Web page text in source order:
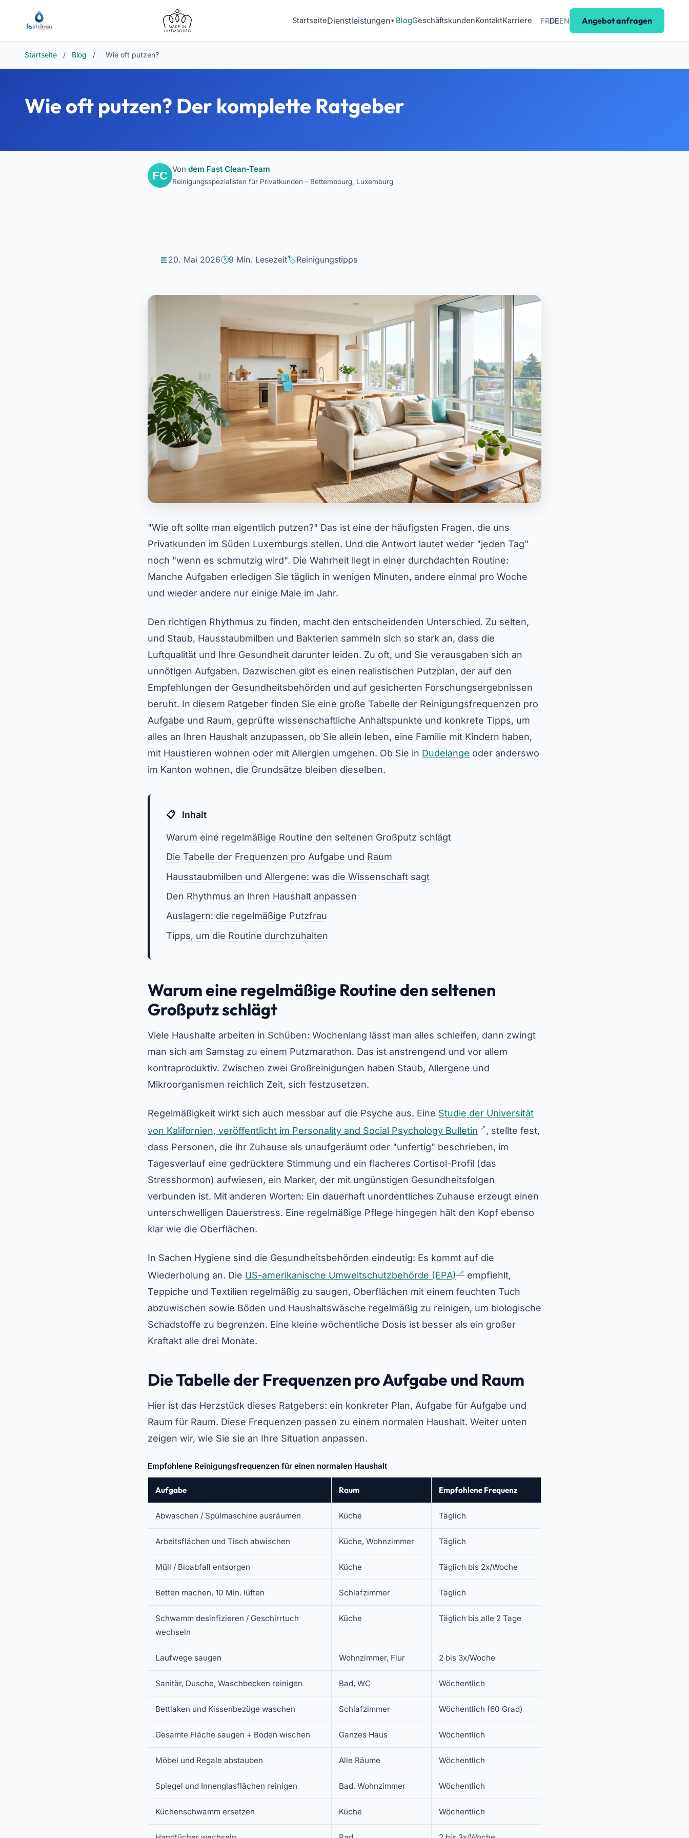
StartseiteDienstleistungen BlogGeschäftskundenKontaktKarriere FRDEEN Angebot anfragen
Startseite / Blog / Wie oft putzen?
Wie oft putzen? Der komplette Ratgeber
Von dem Fast Clean-Team
Reinigungsspezialisten für Privatkunden - Bettembourg, Luxemburg
20. Mai 2026 9 Min. Lesezeit Reinigungstipps
"Wie oft sollte man eigentlich putzen?" Das ist eine der häufigsten Fragen, die uns
Privatkunden im Süden Luxemburgs stellen. Und die Antwort lautet weder "jeden Tag"
noch "wenn es schmutzig wird". Die Wahrheit liegt in einer durchdachten Routine:
Manche Aufgaben erledigen Sie täglich in wenigen Minuten, andere einmal pro Woche
und wieder andere nur einige Male im Jahr.
Den richtigen Rhythmus zu finden, macht den entscheidenden Unterschied. Zu selten,
und Staub, Hausstaubmilben und Bakterien sammeln sich so stark an, dass die
Luftqualität und Ihre Gesundheit darunter leiden. Zu oft, und Sie verausgaben sich an
unnötigen Aufgaben. Dazwischen gibt es einen realistischen Putzplan, der auf den
Empfehlungen der Gesundheitsbehörden und auf gesicherten Forschungsergebnissen
beruht. In diesem Ratgeber finden Sie eine große Tabelle der Reinigungsfrequenzen pro
Aufgabe und Raum, geprüfte wissenschaftliche Anhaltspunkte und konkrete Tipps, um
alles an Ihren Haushalt anzupassen, ob Sie allein leben, eine Familie mit Kindern haben,
mit Haustieren wohnen oder mit Allergien umgehen. Ob Sie in Dudelange oder anderswo
im Kanton wohnen, die Grundsätze bleiben dieselben.
Inhalt
Warum eine regelmäßige Routine den seltenen Großputz schlägt
Die Tabelle der Frequenzen pro Aufgabe und Raum
Hausstaubmilben und Allergene: was die Wissenschaft sagt
Den Rhythmus an Ihren Haushalt anpassen
Auslagern: die regelmäßige Putzfrau
Tipps, um die Routine durchzuhalten
Warum eine regelmäßige Routine den seltenen
Großputz schlägt
Viele Haushalte arbeiten in Schüben: Wochenlang lässt man alles schleifen, dann zwingt
man sich am Samstag zu einem Putzmarathon. Das ist anstrengend und vor allem
kontraproduktiv. Zwischen zwei Großreinigungen haben Staub, Allergene und
Mikroorganismen reichlich Zeit, sich festzusetzen.
Regelmäßigkeit wirkt sich auch messbar auf die Psyche aus. Eine Studie der Universität
von Kalifornien, veröffentlicht im Personality and Social Psychology Bulletin
, stellte fest,
dass Personen, die ihr Zuhause als unaufgeräumt oder "unfertig" beschrieben, im
Tagesverlauf eine gedrücktere Stimmung und ein flacheres Cortisol-Profil (das
Stresshormon) aufwiesen, ein Marker, der mit ungünstigen Gesundheitsfolgen
verbunden ist. Mit anderen Worten: Ein dauerhaft unordentliches Zuhause erzeugt einen
unterschwelligen Dauerstress. Eine regelmäßige Pflege hingegen hält den Kopf ebenso
klar wie die Oberflächen.
In Sachen Hygiene sind die Gesundheitsbehörden eindeutig: Es kommt auf die
Wiederholung an. Die US-amerikanische Umweltschutzbehörde (EPA)
empfiehlt,
Teppiche und Textilien regelmäßig zu saugen, Oberflächen mit einem feuchten Tuch
abzuwischen sowie Böden und Haushaltswäsche regelmäßig zu reinigen, um biologische
Schadstoffe zu begrenzen. Eine kleine wöchentliche Dosis ist besser als ein großer
Kraftakt alle drei Monate.
Die Tabelle der Frequenzen pro Aufgabe und Raum
Hier ist das Herzstück dieses Ratgebers: ein konkreter Plan, Aufgabe für Aufgabe und
Raum für Raum. Diese Frequenzen passen zu einem normalen Haushalt. Weiter unten
zeigen wir, wie Sie sie an Ihre Situation anpassen.
Empfohlene Reinigungsfrequenzen für einen normalen Haushalt
Aufgabe Raum Empfohlene Frequenz
Abwaschen / Spülmaschine ausräumen Küche Täglich
Arbeitsflächen und Tisch abwischen Küche, Wohnzimmer Täglich
Müll / Bioabfall entsorgen Küche Täglich bis 2x/Woche
Betten machen, 10 Min. lüften Schlafzimmer Täglich
Schwamm desinfizieren / Geschirrtuch
wechseln
Küche Täglich bis alle 2 Tage
Laufwege saugen Wohnzimmer, Flur 2 bis 3x/Woche
Sanitär, Dusche, Waschbecken reinigen Bad, WC Wöchentlich
Bettlaken und Kissenbezüge waschen Schlafzimmer Wöchentlich (60 Grad)
Gesamte Fläche saugen + Boden wischen Ganzes Haus Wöchentlich
Möbel und Regale abstauben Alle Räume Wöchentlich
Spiegel und Innenglasflächen reinigen Bad, Wohnzimmer Wöchentlich
Küchenschwamm ersetzen Küche Wöchentlich